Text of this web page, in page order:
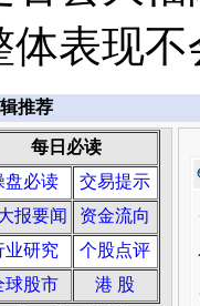
表现
推荐
每日必读
盘必读
交易提示
报要闻
资金流向
业研究
个股点评
球股市
港 股